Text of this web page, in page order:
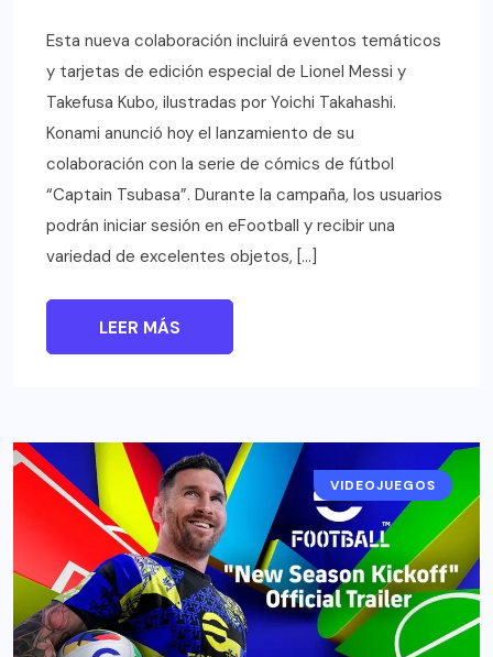
Esta nueva colaboración incluirá eventos temáticos
y tarjetas de edición especial de Lionel Messi y
Takefusa Kubo, ilustradas por Yoichi Takahashi.
Konami anunció hoy el lanzamiento de su
colaboración con la serie de cómics de fútbol
“Captain Tsubasa”. Durante la campaña, los usuarios
podrán iniciar sesión en eFootball y recibir una
variedad de excelentes objetos, […]
LEER MÁS
NOTICIAS
VIDEOJUEGOS